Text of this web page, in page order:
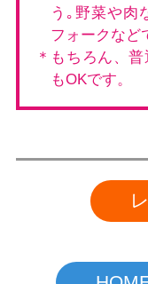
う｡野菜や肉
フォークなど
＊もちろん、
もOKです。